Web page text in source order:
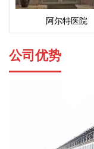
阿尔特医院
公司优势